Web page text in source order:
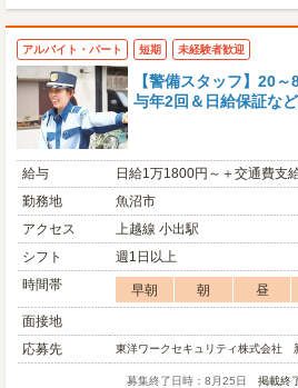
アルバイト・パート 短期 未経験者歓迎
【警備スタッフ】20
与年2回＆日給保証な
給与
日給1万1800円～＋交通費支
勤務地
魚沼市
アクセス
上越線 小出駅
シフト
週1日以上
時間帯
早朝 朝 昼
面接地
応募先
東洋ワークセキュリティ株式会社
募集終了日時：8月25日 掲載終